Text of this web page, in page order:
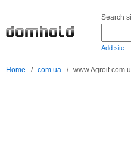
Search
Add site -
Home / com.ua /